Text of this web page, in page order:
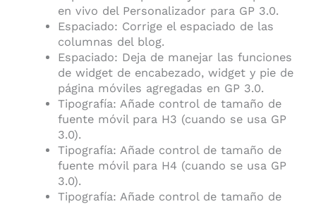
en vivo del Personalizador para GP 3.0.
Espaciado: Corrige el espaciado de las
columnas del blog.
Espaciado: Deja de manejar las funciones
de widget de encabezado, widget y pie de
página móviles agregadas en GP 3.0.
Tipografía: Añade control de tamaño de
fuente móvil para H3 (cuando se usa GP
3.0).
Tipografía: Añade control de tamaño de
fuente móvil para H4 (cuando se usa GP
3.0).
Tipografía: Añade control de tamaño de